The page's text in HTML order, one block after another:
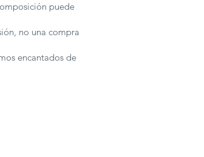
puede
no una compra
encantados de